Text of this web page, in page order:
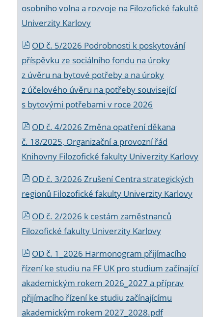
osobního volna a rozvoje na Filozofické fakultě
Univerzity Karlovy
OD č. 5/2026 Podrobnosti k poskytování
příspěvku ze sociálního fondu na úroky
z úvěru na bytové potřeby a na úroky
z účelového úvěru na potřeby související
s bytovými potřebami v roce 2026
OD č. 4/2026 Změna opatření děkana
č. 18/2025, Organizační a provozní řád
Knihovny Filozofické fakulty Univerzity Karlovy
OD č. 3/2026 Zrušení Centra strategických
regionů Filozofické fakulty Univerzity Karlovy
OD č. 2/2026 k cestám zaměstnanců
Filozofické fakulty Univerzity Karlovy
OD č. 1_2026 Harmonogram přijímacího
řízení ke studiu na FF UK pro studium začínající
akademickým rokem 2026_2027 a příprav
přijímacího řízení ke studiu začínajícímu
akademickým rokem 2027_2028.pdf